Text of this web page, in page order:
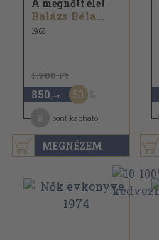
MEGNÉZEM
A megnőtt élet
Balázs Béla...
1965
1.700 Ft
850 ,-Ft 50
pont kapható